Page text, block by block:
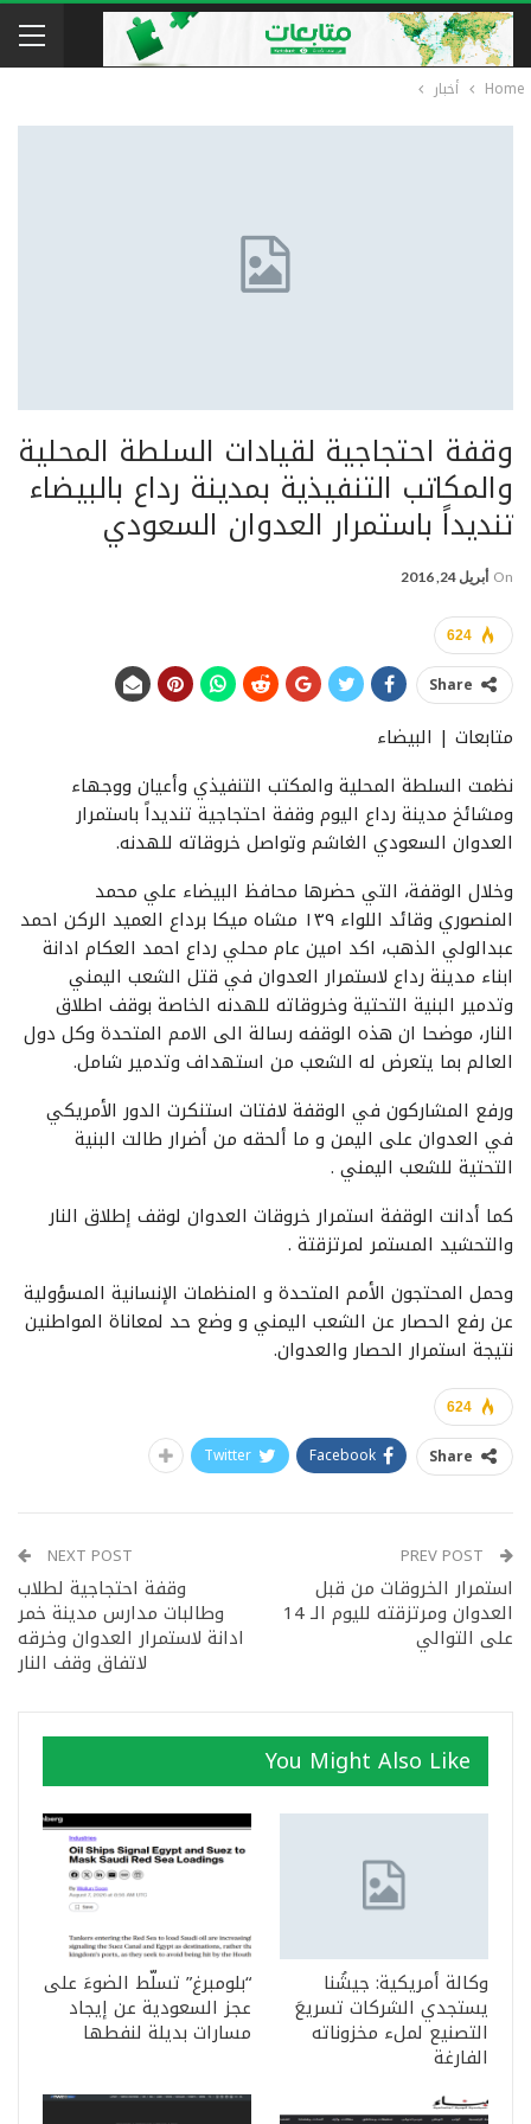
Home أخبار
وقفة احتجاجية لقيادات السلطة المحلية
والمكاتب التنفيذية بمدينة رداع بالبيضاء
تنديداً باستمرار العدوان السعودي
On أبريل 24, 2016
624
Share
متابعات | البيضاء
نظمت السلطة المحلية والمكتب التنفيذي وأعيان ووجهاء
ومشائخ مدينة رداع اليوم وقفة احتجاجية تنديداً باستمرار
العدوان السعودي الغاشم وتواصل خروقاته للهدنه.
وخلال الوقفة، التي حضرها محافظ البيضاء علي محمد
المنصوري وقائد اللواء ١٣٩ مشاه ميكا برداع العميد الركن احمد
عبدالولي الذهب، اكد امين عام محلي رداع احمد العكام ادانة
ابناء مدينة رداع لاستمرار العدوان في قتل الشعب اليمني
وتدمير البنية التحتية وخروقاته للهدنه الخاصة بوقف اطلاق
النار، موضحا ان هذه الوقفه رسالة الى الامم المتحدة وكل دول
العالم بما يتعرض له الشعب من استهداف وتدمير شامل.
ورفع المشاركون في الوقفة لافتات استنكرت الدور الأمريكي
في العدوان على اليمن و ما ألحقه من أضرار طالت البنية
التحتية للشعب اليمني .
كما أدانت الوقفة استمرار خروقات العدوان لوقف إطلاق النار
والتحشيد المستمر لمرتزقتة .
وحمل المحتجون الأمم المتحدة و المنظمات الإنسانية المسؤولية
عن رفع الحصار عن الشعب اليمني و وضع حد لمعاناة المواطنين
نتيجة استمرار الحصار والعدوان.
624
Share
Facebook
Twitter
استمرار الخروقات من قبل
العدوان ومرتزقته لليوم الـ 14
على التوالي
NEXT POST
وقفة احتجاجية لطلاب
وطالبات مدارس مدينة خمر
ادانة لاستمرار العدوان وخرقه
لاتفاق وقف النار
You Might Also Like
وكالة أمريكية: جيشُنا
يستجدي الشركات تسريعَ
التصنيع لملء مخزوناته
الفارغة
“بلومبرغ” تسلّط الضوءَ على
عجز السعودية عن إيجاد
مسارات بديلة لنفطها